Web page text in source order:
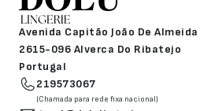
Avenida Capitão João De
2615-096 Alverca Do Ribatejo
Portugal
219573067
(Chamada para rede fixa nacional)